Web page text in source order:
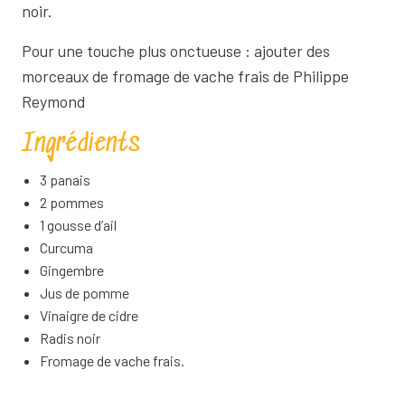
noir.
Pour une touche plus onctueuse : ajouter des
morceaux de fromage de vache frais de Philippe
Reymond
Ingrédients
3 panais
2 pommes
1 gousse d’ail
Curcuma
Gingembre
Jus de pomme
Vinaigre de cidre
Radis noir
Fromage de vache frais.